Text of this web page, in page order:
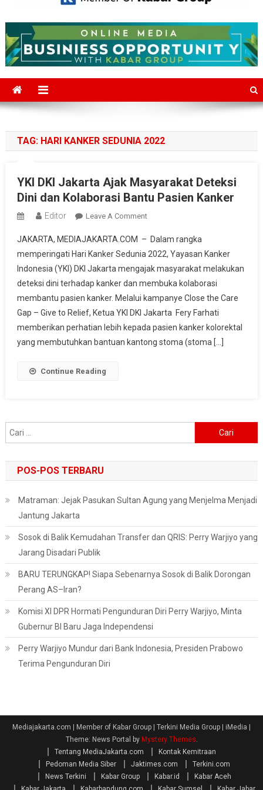
Mediajakarta.com
TAG: HARI KANKER SEDUNIA 2022
YKI DKI Jakarta Ajak Masyarakat Deteksi
Dini dan Kolaborasi Bantu Pasien Kanker
Editor Leave A CommentOn
DKI
Jakarta
Ajak
Masyarakat
Deteksi
Dini
Dan
Kolaborasi
JAKARTA, MEDIAJAKARTA.COM – Dalam rangka
memperingati Hari Kanker Sedunia 2022, Yayasan Kanker
Indonesia (YKI) DKI Jakarta mengajak masyarakat melakukan
deteksi dini terhadap kanker dan membuka kolaborasi
membantu pasien kanker. Melalui kampanye Close the Care
Gap – Give to Relief, Ketua YKI DKI Jakarta Fery Farhati
memberikan perhatian lebih kepada pasien kanker kolorektal
yang membutuhkan bantuan kantong stoma (stoma […]
Continue Reading
untuk:
POS-POS TERBARU
Matraman: Jejak Pasukan Sultan Agung yang Menjelma Menjadi
Jantung Jakarta
Sosok di Balik Kemudahan Transfer dan QRIS: Perry Warjiyo yang
Jarang Disadari Publik
BARU TERUNGKAP! Siapa Sebenarnya Sosok di Balik Dorongan
Perang AS–Iran?
Komisi XI DPR Hormati Pengunduran Diri Perry Warjiyo, Minta
Gubernur BI Baru Jaga Independensi
Perry Warjiyo Mundur dari Bank Indonesia, Presiden Prabowo
Terima Pengunduran Diri
Mediajakarta.com | Member of Kabar Group | Terkini Media Group | iMedia
Theme: News Portal by Mystery Themes.
Tentang MediaJakarta.com
Kontak Kemitraan
Pedoman Media Siber
Jaktimes.com
Terkini.com
News Terkini
Kabar Group Kabar.id
Kabar Aceh